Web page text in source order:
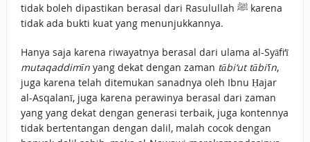
tidak boleh dipastikan berasal dari Rasulullah ﷺ karena
tidak ada bukti kuat yang menunjukkannya.
Hanya saja karena riwayatnya berasal dari ulama al-Syāfi‘ī
mutaqaddimīnyang dekat dengan zaman tābi‘ut tābi‘īn,
juga karena telah ditemukan sanadnya oleh Ibnu Ḥajar
al-Asqalanī, juga karena perawinya berasal dari zaman
yang yang dekat dengan generasi terbaik, juga kontennya
tidak bertentangan dengan dalil, malah cocok dengan